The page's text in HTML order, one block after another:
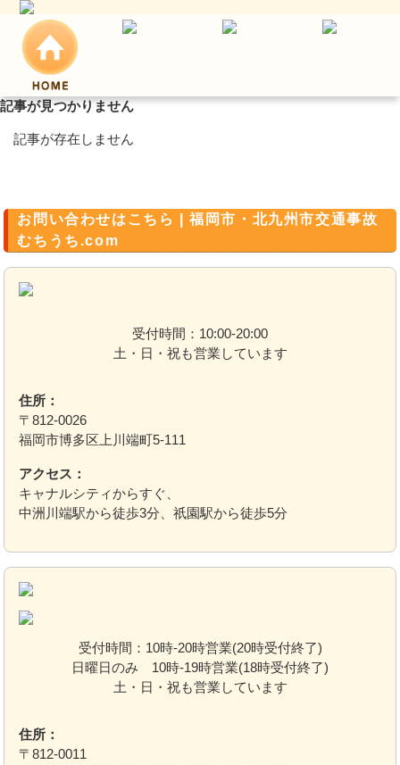
記事が見つかりません
記事が存在しません
お問い合わせはこちら | 福岡市・北九州市交通事故
むちうち.com
受付時間：10:00-20:00
土・日・祝も営業しています
住所：
〒812-0026
福岡市博多区上川端町5-111
アクセス：
キャナルシティからすぐ、
中洲川端駅から徒歩3分、祇園駅から徒歩5分
受付時間：10時-20時営業(20時受付終了)
日曜日のみ 10時-19時営業(18時受付終了)
土・日・祝も営業しています
住所：
〒812-0011